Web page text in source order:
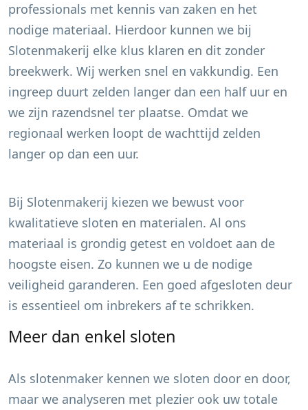
professionals met kennis van zaken en het
nodige materiaal. Hierdoor kunnen we bij
Slotenmakerij elke klus klaren en dit zonder
breekwerk. Wij werken snel en vakkundig. Een
ingreep duurt zelden langer dan een half uur en
we zijn razendsnel ter plaatse. Omdat we
regionaal werken loopt de wachttijd zelden
langer op dan een uur.
Bij Slotenmakerij kiezen we bewust voor
kwalitatieve sloten en materialen. Al ons
materiaal is grondig getest en voldoet aan de
hoogste eisen. Zo kunnen we u de nodige
veiligheid garanderen. Een goed afgesloten deur
is essentieel om inbrekers af te schrikken.
Meer dan enkel sloten
Als slotenmaker kennen we sloten door en door,
maar we analyseren met plezier ook uw totale